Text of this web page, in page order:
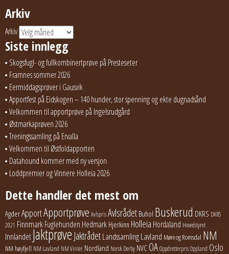
Arkiv
Arkiv
Siste innlegg
Skogsfugl- og fullkombinertprøve på Presteseter
Framnes sommer 2026
Eermiddagsprøver i Gausvik
Apportfest på Eidskogen – 140 hunder, stor spenning og ekte dugnadsånd
Velkommen til apportprøve på Ingelsrudgård
Østmarkaprøven 2026
Treningssamling på Ervalla
Velkommen til Østfoldapporten
Datahound kommer med ny versjon
Loddpremier og Vinnere Holleia 2026
Dette handler det mest om
AgderApportApportprøve AvlsprisAvlsrådet Buhol Buskerud DKRS DKRS
2021 FinnmarkFuglehunden Hedmark Hjerkinn Holleia Hordaland Hovedstyret
InnlandetJaktprøve JaktrådetLandssamlingLavland Møre og Romsdal NM
NM høyfjell NM Lavland NM Vinter Nordland Norsk Derby NVC OAOppdretterprisOppland Oslo